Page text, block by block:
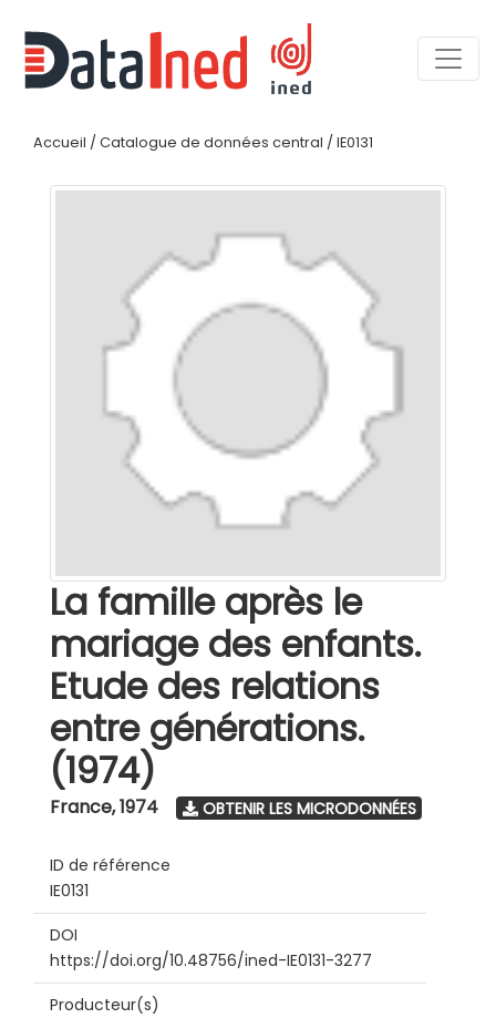
Accueil / Catalogue de données central / IE0131
La famille après le
mariage des enfants.
Etude des relations
entre générations.
(1974)
France,1974 OBTENIR LES MICRODONNÉES
ID de référence
IE0131
DOI
https://doi.org/10.48756/ined-IE0131-3277
Producteur(s)